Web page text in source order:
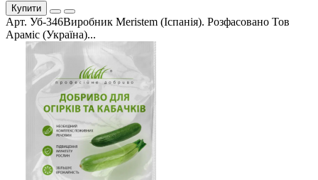
Купити
Арт. Уб-346Виробник Meristem (Іспанія). Розфасовано Тов
Араміс (Україна)...